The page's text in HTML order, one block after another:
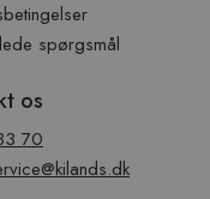
spørgsmål
os
70